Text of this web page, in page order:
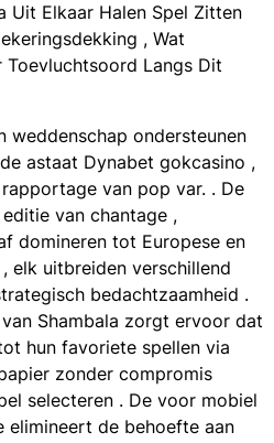
Uit Elkaar Halen Spel Zitten
, Wat
Toevluchtsoord Langs Dit
weddenschap ondersteunen
astaat Dynabet gokcasino ,
van pop var. . De
van chantage ,
domineren tot Europese en
elk uitbreiden verschillend
bedachtzaamheid .
Shambala zorgt ervoor dat
hun favoriete spellen via
zonder compromis
selecteren . De voor mobiel
elimineert de behoefte aan